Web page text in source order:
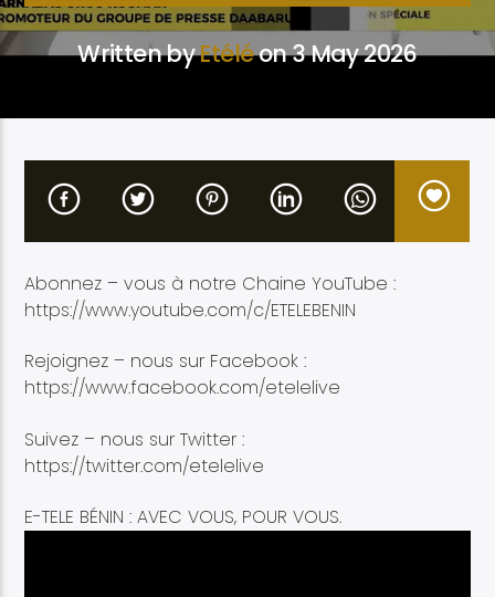
Artist
Etele en direct
Written byEtéléon 3 May 2026
Abonnez – vous à notre Chaine YouTube :
https://www.youtube.com/c/ETELEBENIN
Rejoignez – nous sur Facebook :
https://www.facebook.com/etelelive
Suivez – nous sur Twitter :
https://twitter.com/etelelive
E-TELE BÉNIN : AVEC VOUS, POUR VOUS.